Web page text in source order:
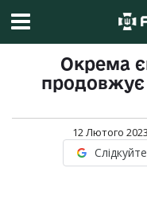
Окрема
продовжує
12 Лютого